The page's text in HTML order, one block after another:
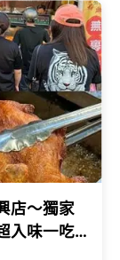
店～獨家
入味一吃